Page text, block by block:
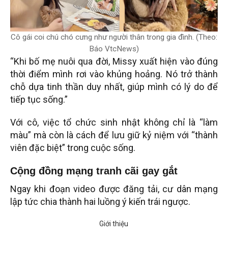
Cô gái coi chú chó cưng như người thân trong gia đình. (Theo:
Báo VtcNews)
“Khi bố mẹ nuôi qua đời, Missy xuất hiện vào đúng
thời điểm mình rơi vào khủng hoảng. Nó trở thành
chỗ dựa tinh thần duy nhất, giúp mình có lý do để
tiếp tục sống.”
Với cô, việc tổ chức sinh nhật không chỉ là “làm
màu” mà còn là cách để lưu giữ kỷ niệm với “thành
viên đặc biệt” trong cuộc sống.
Cộng đồng mạng tranh cãi gay gắt
Ngay khi đoạn video được đăng tải, cư dân mạng
lập tức chia thành hai luồng ý kiến trái ngược.